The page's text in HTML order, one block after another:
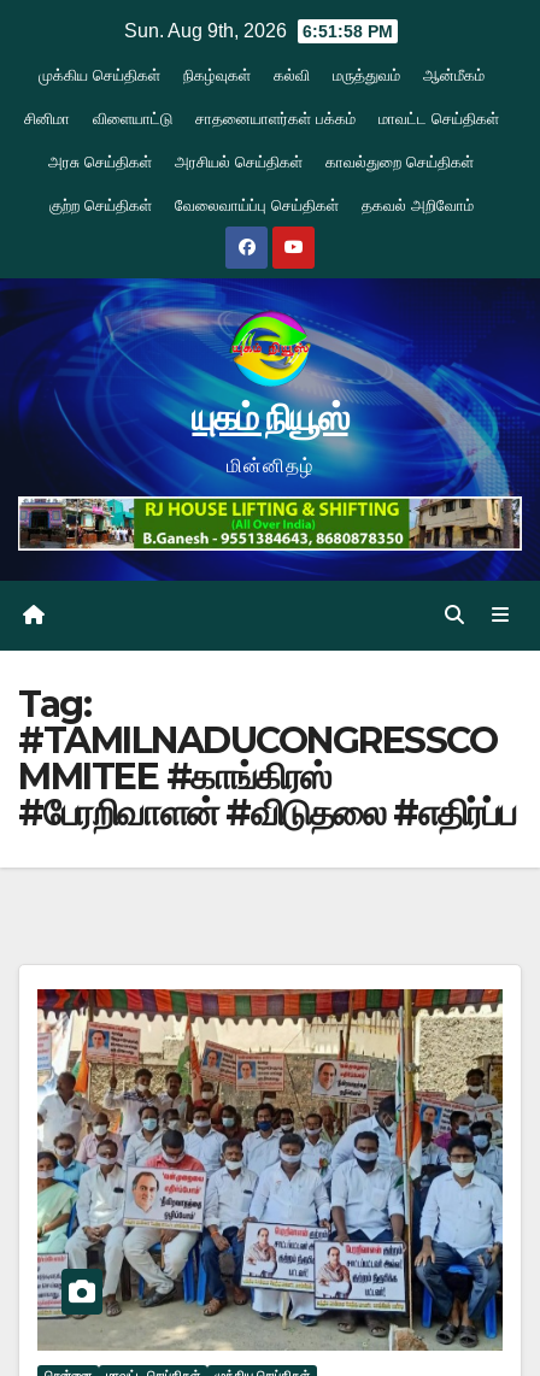
content
Sun. Aug 9th, 2026 6:51:59 PM
முக்கிய செய்திகள் நிகழ்வுகள் கல்வி மருத்துவம் ஆன்மீகம்
சினிமா விளையாட்டு சாதனையாளர்கள் பக்கம் மாவட்ட செய்திகள்
அரசு செய்திகள் அரசியல் செய்திகள் காவல்துறை செய்திகள்
குற்ற செய்திகள் வேலைவாய்ப்பு செய்திகள் தகவல் அறிவோம்
யுகம் நியூஸ்
மின்னிதழ்
Tag:
#TAMILNADUCONGRESSCO
MMITEE #காங்கிரஸ்
#பேரறிவாளன் #விடுதலை #எதிர்ப்ப